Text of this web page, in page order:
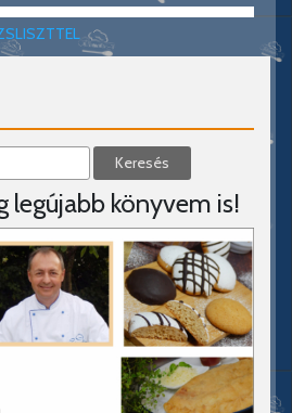
legújabb könyvem is!